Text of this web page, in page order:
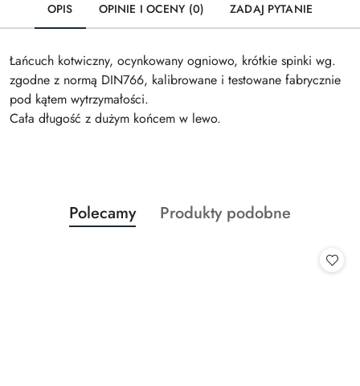
OPIS OPINIE I OCENY (0) ZADAJ PYTANIE
Łańcuch kotwiczny, ocynkowany ogniowo, krótkie spinki wg.
zgodne z normą DIN766, kalibrowane i testowane fabrycznie
pod kątem wytrzymałości.
Cała długość z dużym końcem w lewo.
Pomiń karuzelę produktów
Produkty
o
Polecamy
Produkty
Produkty podobne